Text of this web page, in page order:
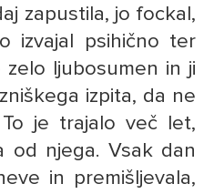
zapustila, jo fockal,
izvajal psihično ter
zelo ljubosumen in ji
izpita, da ne
je trajalo več let,
od njega. Vsak dan
in premišljevala,